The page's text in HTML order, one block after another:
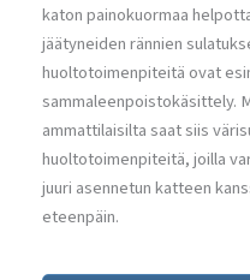
katon painokuormaa
jäätyneiden rännien
huoltotoimenpiteitä ovat
sammaleenpoistokäsittely.
ammattilaisilta saat siis
huoltotoimenpiteitä, joilla
juuri asennetun katteen
eteenpäin.